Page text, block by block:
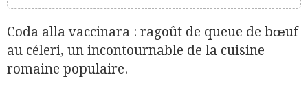
Coda alla vaccinara : ragoût de queue de bœuf
au céleri, un incontournable de la cuisine
romaine populaire.